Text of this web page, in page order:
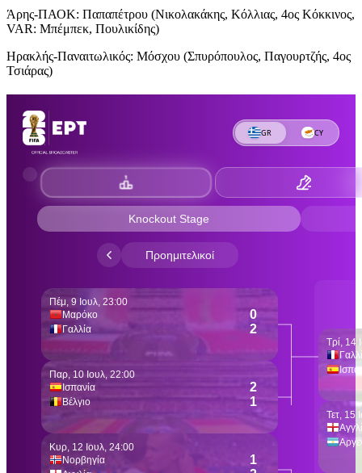
Άρης-ΠΑΟΚ: Παπαπέτρου (Νικολακάκης, Κόλλιας, 4ος Κόκκινος,
VAR: Μπέμπεκ, Πουλικίδης)
Ηρακλής-Παναιτωλικός: Μόσχου (Σπυρόπουλος, Παγουρτζής, 4ος
Τσιάρας)